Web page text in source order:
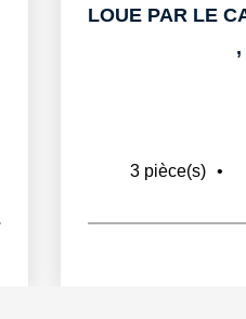
,
3 pièce(s)